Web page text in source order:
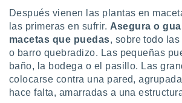
el
del
de
o a través
de
de
Después vienen las plantas en
las primeras en sufrir. Asegura o
macetas que puedas, sobre todo
o barro quebradizo. Las pequeñas
baño, la bodega o el pasillo. Las
colocarse contra una pared,
hace falta, amarradas a una